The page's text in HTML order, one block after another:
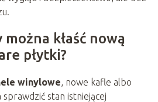
kłaść nową
płytki?
winylowe, nowe kafle albo
stan istniejącej